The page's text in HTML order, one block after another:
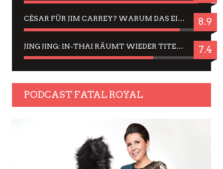
CÉSAR FÜR JIM CARREY? WARUM DAS EINER DER NERVIGSTEN ACTORS IST UND BLEIBT 8.9
JING JING: IN-THAI RÄUMT WIEDER TITEL AB – EIN ZWEI-STUNDEN-ERLEBNISBERICHT 7.4
PODCAST FATAL ROYAL